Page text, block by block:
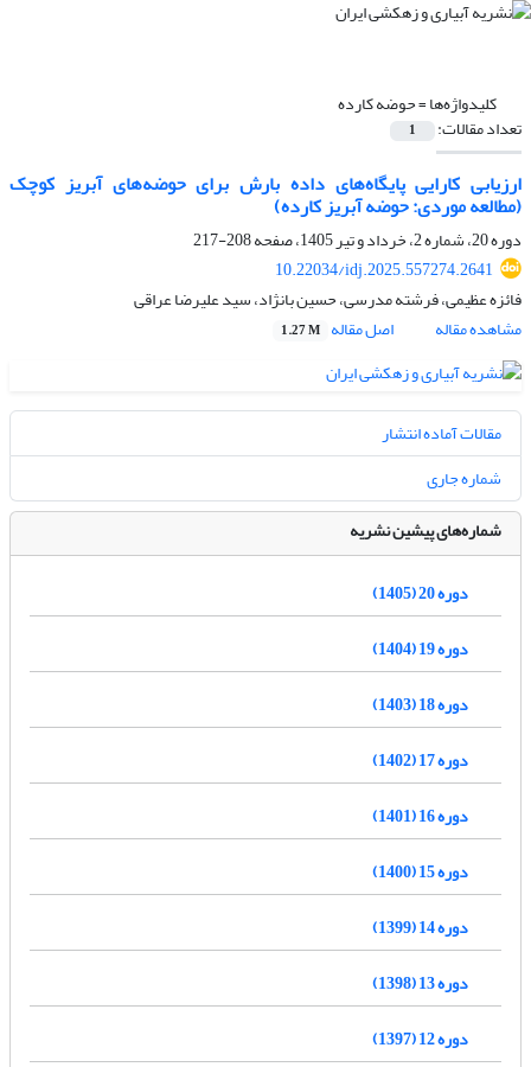
کلیدواژه‌ها =حوضه کارده
تعداد مقالات: 1
ارزیابی کارایی پایگاه‌های داده بارش برای حوضه‌های آبریز کوچک
(مطالعه موردی: حوضه آبریز کارده)
دوره 20، شماره 2، خرداد و تیر 1405، صفحه
208-217
10.22034/idj.2025.557274.2641
فائزه عظیمی، فرشته مدرسی، حسین بانژاد، سید علیرضا عراقی
مشاهده مقاله
اصل مقاله 1.27 M
مقالات آماده انتشار
شماره جاری
شماره‌های پیشین نشریه
دوره 20 (1405)
دوره 19 (1404)
دوره 18 (1403)
دوره 17 (1402)
دوره 16 (1401)
دوره 15 (1400)
دوره 14 (1399)
دوره 13 (1398)
دوره 12 (1397)